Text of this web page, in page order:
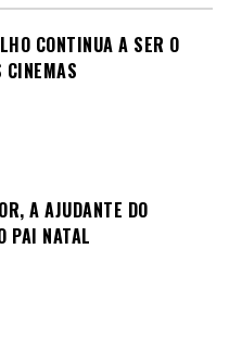
CONTINUA A SER O
CINEMAS
A AJUDANTE DO
PAI NATAL